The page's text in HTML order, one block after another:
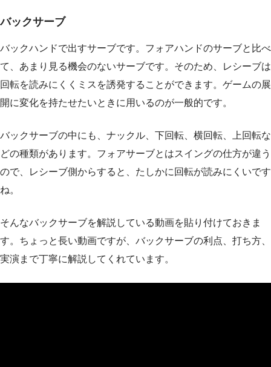
バックサーブ
バックハンドで出すサーブです。フォアハンドのサーブと比べ
て、あまり見る機会のないサーブです。そのため、レシーブは
回転を読みにくくミスを誘発することができます。ゲームの展
開に変化を持たせたいときに用いるのが一般的です。
バックサーブの中にも、ナックル、下回転、横回転、上回転な
どの種類があります。フォアサーブとはスイングの仕方が違う
ので、レシーブ側からすると、たしかに回転が読みにくいです
ね。
そんなバックサーブを解説している動画を貼り付けておきま
す。ちょっと長い動画ですが、バックサーブの利点、打ち方、
実演まで丁寧に解説してくれています。